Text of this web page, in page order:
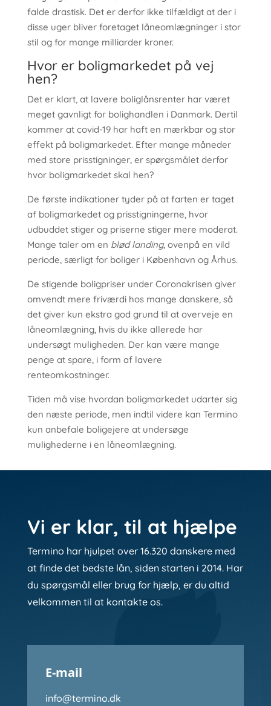
falde drastisk. Det er derfor ikke tilfældigt at der i
disse uger bliver foretaget låneomlægninger i stor
stil og for mange milliarder kroner.
Hvor er boligmarkedet på vej
hen?
Det er klart, at lavere boliglånsrenter har været
meget gavnligt for bolighandlen i Danmark. Dertil
kommer at covid-19 har haft en mærkbar og stor
effekt på boligmarkedet. Efter mange måneder
med store prisstigninger, er spørgsmålet derfor
hvor boligmarkedet skal hen?
De første indikationer tyder på at farten er taget
af boligmarkedet og prisstigningerne, hvor
udbuddet stiger og priserne stiger mere moderat.
Mange taler om en blød landing, ovenpå en vild
periode, særligt for boliger i København og Århus.
De stigende boligpriser under Coronakrisen giver
omvendt mere friværdi hos mange danskere, så
det giver kun ekstra god grund til at overveje en
låneomlægning, hvis du ikke allerede har
undersøgt muligheden. Der kan være mange
penge at spare, i form af lavere
renteomkostninger.
Tiden må vise hvordan boligmarkedet udarter sig
den næste periode, men indtil videre kan Termino
kun anbefale boligejere at undersøge
mulighederne i en låneomlægning.
Vi er klar, til at hjælpe
Termino har hjulpet over 16.320 danskere med
at finde det bedste lån, siden starten i 2014. Har
du spørgsmål eller brug for hjælp, er du altid
velkommen til at kontakte os.
E-mail
info@termino.dk